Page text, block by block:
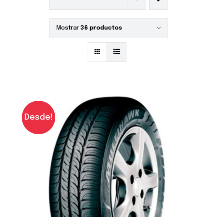
Mostrar 36 productos
Desde!